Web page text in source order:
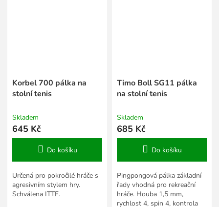
Korbel 700 pálka na
stolní tenis
Skladem
645 Kč
Do košíku
Určená pro pokročilé hráče s
agresivním stylem hry.
Schválena ITTF.
Timo Boll SG11 pálka
na stolní tenis
Skladem
685 Kč
Do košíku
Pingpongová pálka základní
řady vhodná pro rekreační
hráče. Houba 1,5 mm,
rychlost 4, spin 4, kontrola